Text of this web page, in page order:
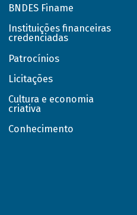
BNDES Finame
Instituições financeiras
credenciadas
Patrocínios
Licitações
Cultura e economia
criativa
Conhecimento